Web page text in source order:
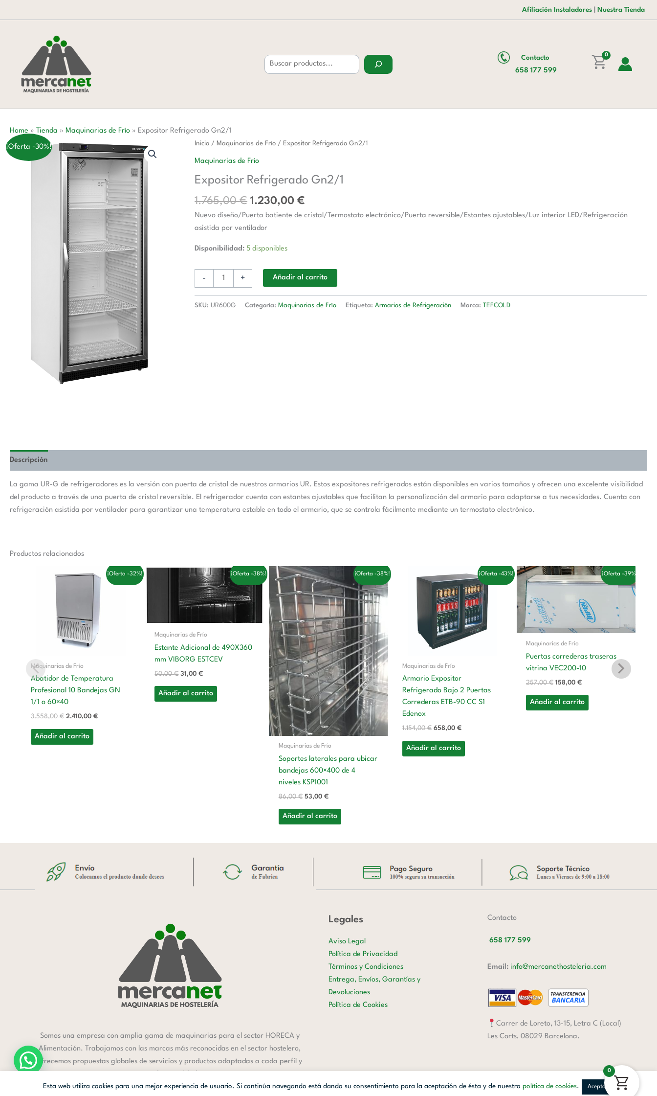
al
Afiliación Instaladores Nuestra Tienda
Contacto
658 177 599
0
Home » Tienda » Maquinarias de Frío » Expositor Refrigerado Gn2/1
¡Oferta -30%! Inicio / Maquinarias de Frío / Expositor Refrigerado Gn2/1
Maquinarias de Frío
Expositor Refrigerado Gn2/1
1.765,00€
El
precio
era:
1.765,00 €.
1.230,00€
El
es:
Nuevo diseño/Puerta batiente de cristal/Termostato electrónico/Puerta reversible/Estantes ajustables/Luz interior LED/Refrigeración
asistida por ventilador
Disponibilidad: 5 disponibles
-
Expositor
cantidad
+ Añadir al carrito
SKU:UR600G Categoría: Maquinarias de Frío Etiqueta:Armarios de Refrigeración Marca: TEFCOLD
Descripción
La gama UR-G de refrigeradores es la versión con puerta de cristal de nuestros armarios UR. Estos expositores refrigerados están disponibles en varios tamaños y ofrecen una excelente visibilidad
del producto a través de una puerta de cristal reversible. El refrigerador cuenta con estantes ajustables que facilitan la personalización del armario para adaptarse a tus necesidades. Cuenta con
refrigeración asistida por ventilador para garantizar una temperatura estable en todo el armario, que se controla fácilmente mediante un termostato electrónico.
Productos relacionados
¡Oferta -32%!
Maquinarias de Frío
Abatidor de Temperatura
Profesional 10 Bandejas GN
1/1 o 60×40
3.558,00€ 2.410,00€
precio
Añadir al carrito
¡Oferta -38%!
Maquinarias de Frío
Estante Adicional de 490X360
mm VIBORG ESTCEV
50,00€
El
precio
original
50,00 €.
31,00€
El
precio
actual
es:
31,00 €.
Añadir al carrito
¡Oferta -38%!
Maquinarias de Frío
Soportes laterales para ubicar
bandejas 600×400 de 4
niveles KSP1001
86,00€
El
precio
original
era:
86,00 €.
53,00 €
precio
actual
es:
53,00 €.
Añadir al carrito
¡Oferta -43%!
Maquinarias de Frío
Armario Expositor
Refrigerado Bajo 2 Puertas
Correderas ETB-90 CC S1
Edenox
1.154,00€
precio
original
era:
1.154,00 €.
658,00 €
precio
actual
es:
658,00 €.
Añadir al carrito
¡Oferta -39%!
Maquinarias de Frío
Puertas correderas traseras
vitrina VEC200-10
257,00€
El
precio
257,00 €.
158,00 €
El
actual
158,00 €.
Añadir al carrito
Somos una empresa con amplia gama de maquinarias para el sector HORECA y
Alimentación. Trabajamos con las marcas más reconocidas en el sector hostelero,
ofrecemos propuestas globales de servicios y productos adaptadas a cada perfil y
Legales
Aviso Legal
Política de Privacidad
Términos y Condiciones
Entrega, Envíos, Garantías y
Devoluciones
Política de Cookies
Contacto
658 177 599
Email: info@mercanethosteleria.com
Carrer de Loreto, 13-15, Letra C (Local)
Les Corts, 08029 Barcelona.
Esta web utiliza cookies para una mejor experiencia de usuario. Si continúa navegando está dando su consentimiento para la aceptación de ésta y de nuestra política de cookies. Aceptar
1.765,00 €.1.230,00 €.
cantidad
0